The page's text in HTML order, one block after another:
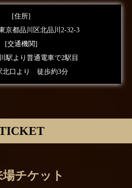
[住所]
京都品川区北品川2-32-3
[交通機関]
駅より普通電車で2駅目
北口より 徒歩約3分
場チケット